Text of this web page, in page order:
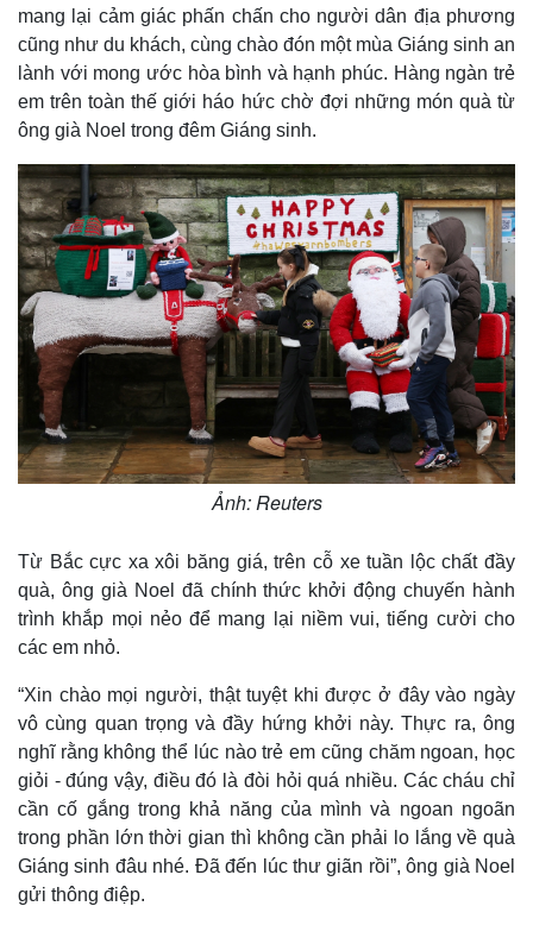
1
.
9
4
a
i
n
n
g
T
i
m
e
mang lại cảm giác phấn chấn cho người dân địa phương
cũng như du khách, cùng chào đón một mùa Giáng sinh an
lành với mong ước hòa bình và hạnh phúc. Hàng ngàn trẻ
em trên toàn thế giới háo hức chờ đợi những món quà từ
ông già Noel trong đêm Giáng sinh.
Ảnh: Reuters
Từ Bắc cực xa xôi băng giá, trên cỗ xe tuần lộc chất đầy
quà, ông già Noel đã chính thức khởi động chuyến hành
trình khắp mọi nẻo để mang lại niềm vui, tiếng cười cho
các em nhỏ.
“Xin chào mọi người, thật tuyệt khi được ở đây vào ngày
vô cùng quan trọng và đầy hứng khởi này. Thực ra, ông
nghĩ rằng không thể lúc nào trẻ em cũng chăm ngoan, học
giỏi - đúng vậy, điều đó là đòi hỏi quá nhiều. Các cháu chỉ
cần cố gắng trong khả năng của mình và ngoan ngoãn
trong phần lớn thời gian thì không cần phải lo lắng về quà
Giáng sinh đâu nhé. Đã đến lúc thư giãn rồi”, ông già Noel
gửi thông điệp.